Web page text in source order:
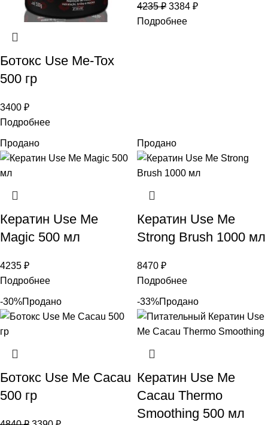
Ботокс Use Me-Tox
500 гр
3400 ₽
Подробнее
4235₽ 3384 ₽
Подробнее
Продано
Кератин Use Me
Magic 500 мл
4235 ₽
Подробнее
Продано
Кератин Use Me
Strong Brush 1000 мл
8470 ₽
Подробнее
-30%Продано
Ботокс Use Me Cacau
500 гр
-33%Продано
Кератин Use Me
Cacau Thermo
Smoothing 500 мл